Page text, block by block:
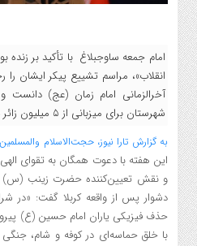
امام جمعه ساوجبلاغ با تأکید بر زنده
انقلاب»، مراسم تشییع پیکر ایشان
آخرالزمانی امام زمان (عج) دانست
شهرستان برای میزبانی از ۵ میلیون زائر در مسیر عبوری خبر داد.
به گزارش تارا نیوز، حجت‌الاسلام
این هفته با دعوت همگان به تقوای
و نقش تعیین‌کننده حضرت زینب (س)
دشوار پس از واقعه کربلا گفت: «در
حذف فیزیکی یاران امام حسین (ع)
با خلق حماسه‌ای در کوفه و شام، جنگی